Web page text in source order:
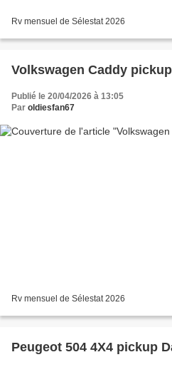
Rv mensuel de Sélestat 2026
Volkswagen Caddy
Publié le 20/04/2026 à 13:05
Par oldiesfan67
Rv mensuel de Sélestat 2026
Peugeot 504 4X4 pickup